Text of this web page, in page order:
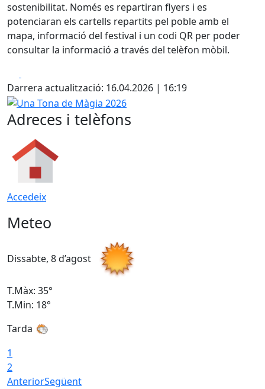
sostenibilitat. Només es repartiran flyers i es
potenciaran els cartells repartits pel poble amb el
mapa, informació del festival i un codi QR per poder
consultar la informació a través del telèfon mòbil.
Darrera actualització: 16.04.2026 | 16:19
Una Tona de Màgia 2026
Adreces i telèfons
Accedeix
Meteo
Dissabte, 8 d’agost
T.Màx: 35°
T.Min: 18°
Tarda
1
2
AnteriorSegüent